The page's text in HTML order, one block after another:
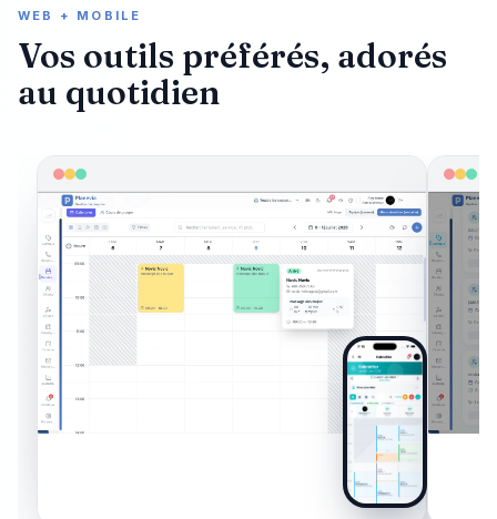
WEB + MOBILE
Vos outils préférés, adorés
au quotidien